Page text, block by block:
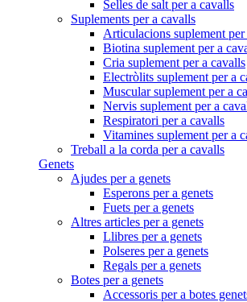
Selles de salt per a cavalls
Suplements per a cavalls
Articulacions suplement per
Biotina suplement per a
Cria suplement per a cavalls
Electròlits suplement per a
Muscular suplement per a
Nervis suplement per a
Respiratori per a cavalls
Vitamines suplement per a
Treball a la corda per a cavalls
Genets
Ajudes per a genets
Esperons per a genets
Fuets per a genets
Altres articles per a genets
Llibres per a genets
Polseres per a genets
Regals per a genets
Botes per a genets
Accessoris per a botes